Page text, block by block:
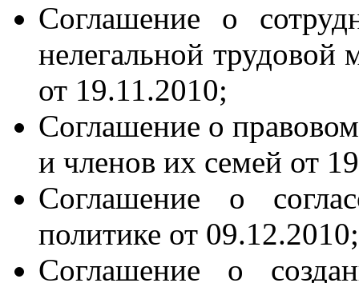
Соглашение о
нелегальной трудовой
от 19.11.2010;
Соглашение о
и членов их семей от
Соглашение о
политике от 09.12.2010;
Соглашение о